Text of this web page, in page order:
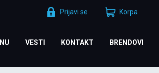
Prijavi se Korpa
VESTI KONTAKT BRENDOVI